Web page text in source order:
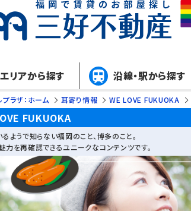
エリアから探す 沿線・駅から探す
プラザ：ホーム 耳寄り情報 WE LOVE FUKUOKA
FUKUOKA
るようで知らない福岡のこと、博多のこと。
力を再確認できるユニークなコンテンツです。